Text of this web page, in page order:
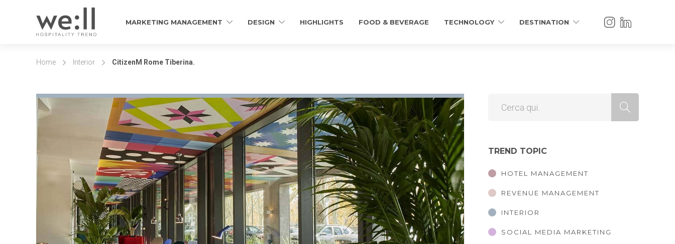
MARKETING MANAGEMENT DESIGN HIGHLIGHTS FOOD & BEVERAGE TECHNOLOGY DESTINATION
Home Interior CitizenM Rome Tiberina.
TREND TOPIC
HOTEL MANAGEMENT
REVENUE MANAGEMENT
INTERIOR
SOCIAL MEDIA MARKETING